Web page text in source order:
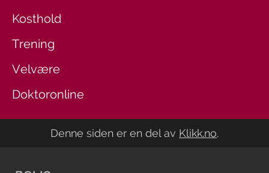
Kosthold
Trening
Velvære
Doktoronline
Denne siden er en del av Klikk.no.